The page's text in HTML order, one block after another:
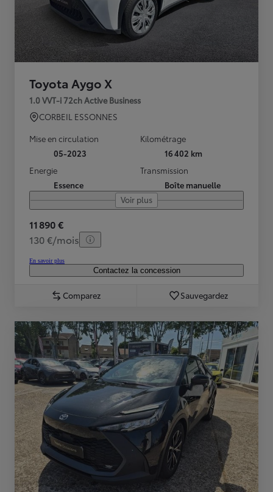
Toyota Aygo X
1.0 VVT-i 72ch Active Business
CORBEIL ESSONNES
Mise en circulation
05-2023
Kilométrage
16 402 km
Energie
Essence
Transmission
Boîte manuelle
Voir plus
11 890 €
130 €/mois
En savoir plus
Contactez la concession
Comparez Sauvegardez